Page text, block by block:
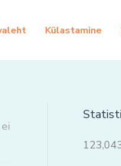
Külastamine